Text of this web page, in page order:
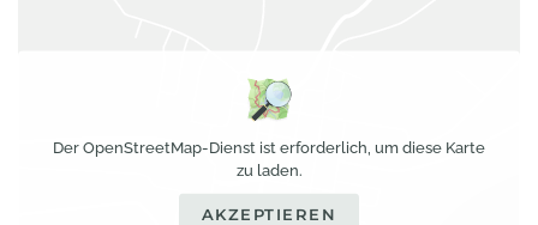
Der OpenStreetMap-Dienst ist erforderlich, um diese Karte
zu laden.
AKZEPTIEREN